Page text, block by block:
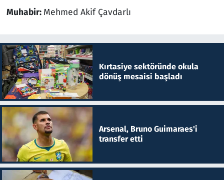
Muhabir: Mehmed Akif Çavdarlı
Kırtasiye sektöründe okula
dönüş mesaisi başladı
Arsenal, Bruno Guimaraes'i
transfer etti